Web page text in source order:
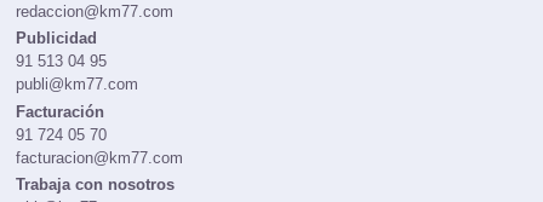
redaccion@km77.com
Publicidad
91 513 04 95
publi@km77.com
Facturación
91 724 05 70
facturacion@km77.com
Trabaja con nosotros